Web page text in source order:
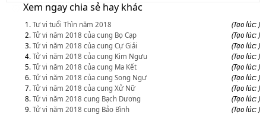
Xem ngay chia sẻ hay khác
Tư vi tuổi Thìn năm 2018
(Tạo lúc: )
Tử vi năm 2018 của cung Bọ Cạp
(Tạo lúc: )
Tử vi năm 2018 của cung Cự Giải
(Tạo lúc: )
Tử vi năm 2018 của cung Kim Ngưu
(Tạo lúc: )
Tử vi năm 2018 của cung Ma Kết
(Tạo lúc: )
Tử vi năm 2018 của cung Song Ngư
(Tạo lúc: )
Tử vi năm 2018 của cung Xử Nữ
(Tạo lúc: )
Tử vi năm 2018 cung Bạch Dương
(Tạo lúc: )
Tử vi năm 2018 cung Bảo Bình
(Tạo lúc: )